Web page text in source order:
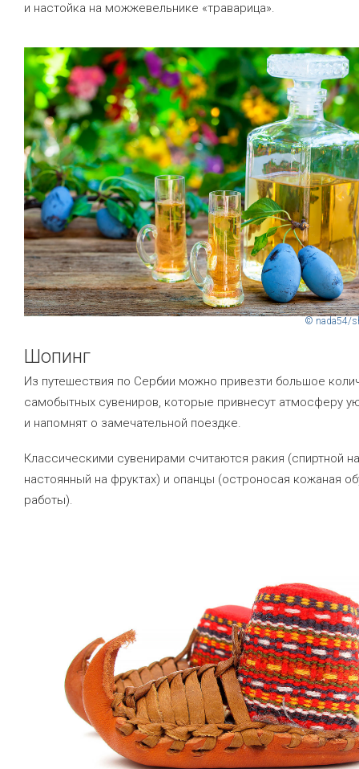
и настойка на можжевельнике «траварица».
© nada54/
Шопинг
Из путешествия по Сербии можно привезти большое
самобытных сувениров, которые привнесут атмосферу
и напомнят о замечательной поездке.
Классическими сувенирами считаются ракия (спиртной
настоянный на фруктах) и опанцы (остроносая кожаная
работы).